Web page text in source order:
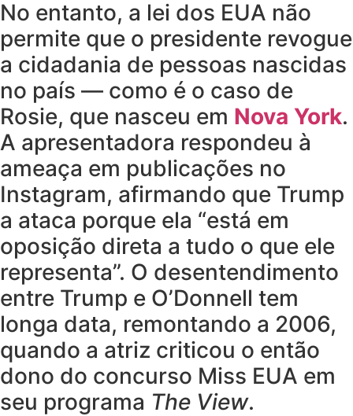
No entanto, a lei dos EUA não
permite que o presidente revogue
a cidadania de pessoas nascidas
no país — como é o caso de
Rosie, que nasceu em Nova York.
A apresentadora respondeu à
ameaça em publicações no
Instagram, afirmando que Trump
a ataca porque ela “está em
oposição direta a tudo o que ele
representa”. O desentendimento
entre Trump e O’Donnell tem
longa data, remontando a 2006,
quando a atriz criticou o então
dono do concurso Miss EUA em
seu programa The View.